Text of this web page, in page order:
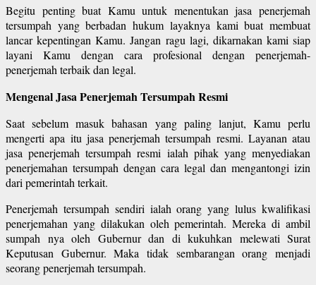
Begitu penting buat Kamu untuk menentukan jasa penerjemah
tersumpah yang berbadan hukum layaknya kami buat membuat
lancar kepentingan Kamu. Jangan ragu lagi, dikarnakan kami siap
layani Kamu dengan cara profesional dengan penerjemah-
penerjemah terbaik dan legal.
Mengenal Jasa Penerjemah Tersumpah Resmi
Saat sebelum masuk bahasan yang paling lanjut, Kamu perlu
mengerti apa itu jasa penerjemah tersumpah resmi. Layanan atau
jasa penerjemah tersumpah resmi ialah pihak yang menyediakan
penerjemahan tersumpah dengan cara legal dan mengantongi izin
dari pemerintah terkait.
Penerjemah tersumpah sendiri ialah orang yang lulus kwalifikasi
penerjemahan yang dilakukan oleh pemerintah. Mereka di ambil
sumpah nya oleh Gubernur dan di kukuhkan melewati Surat
Keputusan Gubernur. Maka tidak sembarangan orang menjadi
seorang penerjemah tersumpah.